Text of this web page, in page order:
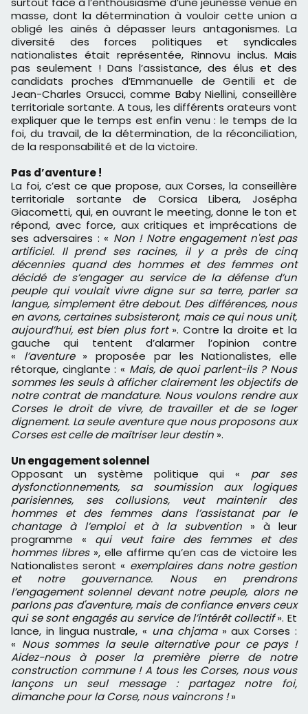
masse, dont la détermination à vouloir cette union a
obligé les ainés à dépasser leurs antagonismes. La
diversité des forces politiques et syndicales
nationalistes était représentée, Rinnovu inclus. Mais
pas seulement ! Dans l’assistance, des élus et des
candidats proches d’Emmanuelle de Gentili et de
Jean-Charles Orsucci, comme Baby Niellini, conseillère
territoriale sortante. A tous, les différents orateurs vont
expliquer que le temps est enfin venu : le temps de la
foi, du travail, de la détermination, de la réconciliation,
de la responsabilité et de la victoire.
Pas d’aventure !
La foi, c’est ce que propose, aux Corses, la conseillère
territoriale sortante de Corsica Libera, Josépha
Giacometti, qui, en ouvrant le meeting, donne le ton et
répond, avec force, aux critiques et imprécations de
ses adversaires : « Non ! Notre engagement n'est pas
artificiel. Il prend ses racines, il y a près de cinq
décennies quand des hommes et des femmes ont
décidé de s’engager au service de la défense d’un
peuple qui voulait vivre digne sur sa terre, parler sa
langue, simplement être debout. Des différences, nous
en avons, certaines subsisteront, mais ce qui nous unit,
aujourd’hui, est bien plus fort ». Contre la droite et la
gauche qui tentent d’alarmer l’opinion contre
« l’aventure» proposée par les Nationalistes, elle
rétorque, cinglante : « Mais, de quoi parlent-ils ? Nous
sommes les seuls à afficher clairement les objectifs de
notre contrat de mandature. Nous voulons rendre aux
Corses le droit de vivre, de travailler et de se loger
dignement. La seule aventure que nous proposons aux
Corses est celle de maîtriser leur destin ».
Un engagement solennel
Opposant un système politique qui « par ses
dysfonctionnements, sa soumission aux logiques
parisiennes, ses collusions, veut maintenir des
hommes et des femmes dans l’assistanat par le
chantage à l’emploi et à la subvention » à leur
programme « qui veut faire des femmes et des
hommes libres», elle affirme qu’en cas de victoire les
Nationalistes seront « exemplaires dans notre gestion
et notre gouvernance. Nous en prendrons
l’engagement solennel devant notre peuple, alors ne
parlons pas d'aventure, mais de confiance envers ceux
qui se sont engagés au service de l’intérêt collectif». Et
lance, in lingua nustrale, « una chjama » aux Corses :
« Nous sommes la seule alternative pour ce pays !
Aidez-nous à poser la première pierre de notre
construction commune ! A tous les Corses, nous vous
lançons un seul message : partagez notre foi,
dimanche pour la Corse, nous vaincrons !»